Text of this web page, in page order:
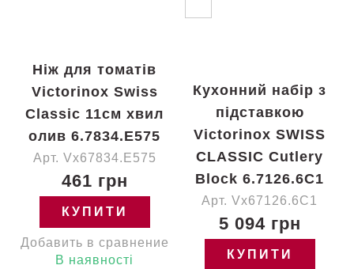
Ніж для томатів
Victorinox Swiss
Classic 11см хвил
олив 6.7834.E575
Арт. Vx67834.E575
461 грн
КУПИТИ
Добавить в сравнение
В наявності
Кухонний набір з
підставкою
Victorinox SWISS
CLASSIC Cutlery
Block 6.7126.6C1
Арт. Vx67126.6C1
5 094 грн
КУПИТИ